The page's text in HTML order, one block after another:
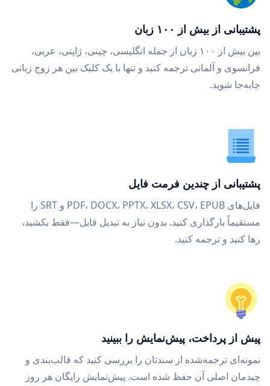
پشتیبانی از بیش از ۱۰۰ زبان
بین بیش از ۱۰۰ زبان از جمله انگلیسی، چینی، ژاپنی، عربی،
فرانسوی و آلمانی ترجمه کنید و تنها با یک کلیک بین هر زوج زبانی
جابه‌جا شوید.
پشتیبانی از چندین فرمت فایل
فایل‌های PDF، DOCX، PPTX، XLSX، CSV، EPUB و SRT را
مستقیماً بارگذاری کنید. بدون نیاز به تبدیل فایل—فقط بکشید،
رها کنید و ترجمه کنید.
پیش از پرداخت، پیش‌نمایش را ببینید
نمونه‌ای ترجمه‌شده از سندتان را بررسی کنید که قالب‌بندی و
چیدمان اصلی آن حفظ شده است. پیش‌نمایش رایگان هر روز